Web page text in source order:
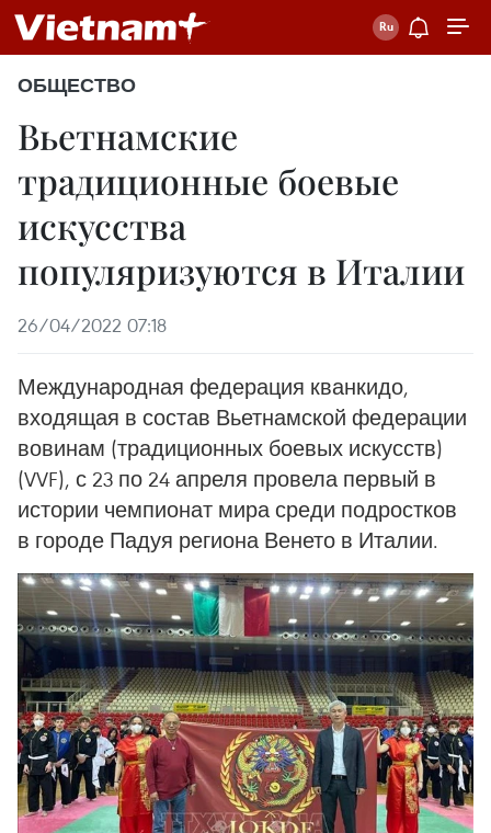
ОБЩЕСТВО
Вьетнамские
традиционные боевые
искусства
популяризуются в Италии
26/04/2022 07:18
Международная федерация кванкидо,
входящая в состав Вьетнамской федерации
вовинам (традиционных боевых искусств)
(VVF), с 23 по 24 апреля провела первый в
истории чемпионат мира среди подростков
в городе Падуя региона Венето в Италии.